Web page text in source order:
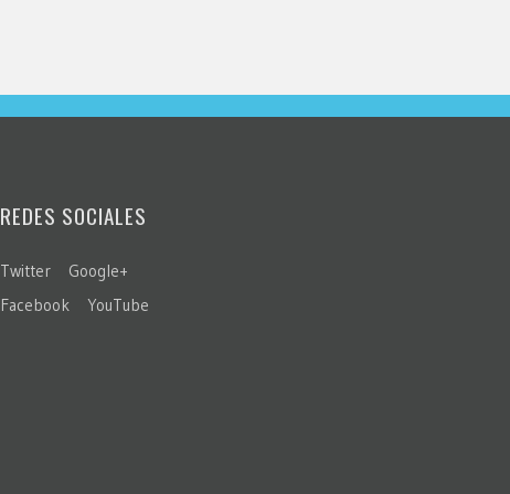
REDES SOCIALES
Twitter
Google+
Facebook
YouTube